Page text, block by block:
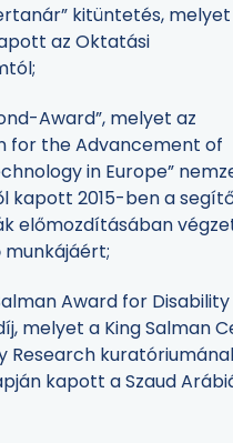
kitüntetés, melyet
az Oktatási
Award”, melyet az
for the Advancement of
in Europe”
kapott 2015-ben a
előmozdításában
Award for Disability
melyet a King Salman
Research
kapott a Szaud